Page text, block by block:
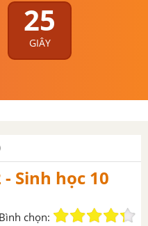
25
GIÂY
Sinh học 10
Bình chọn: